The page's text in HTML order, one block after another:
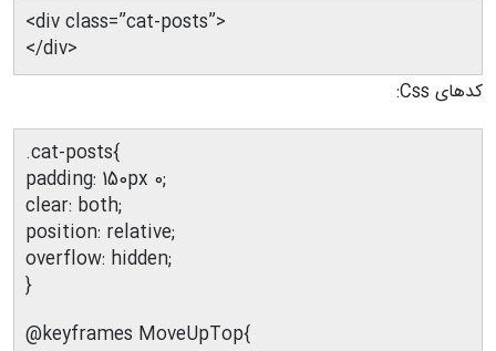
<div class=”cat-posts”>
</div>
کدهای Css:
.cat-posts{
padding: 150px 0;
clear: both;
position: relative;
overflow: hidden;
}
@keyframes MoveUpTop{